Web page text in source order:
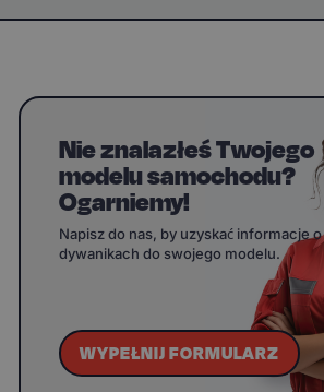
Nie znalazłeś Twojego
modelu samochodu?
Ogarniemy!
Napisz do nas, by uzyskać informacje o
dywanikach do swojego modelu.
WYPEŁNIJ FORMULARZ